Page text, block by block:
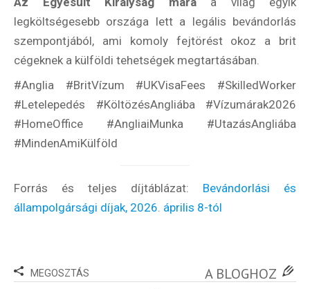
Felhasználási feltételek
legköltségesebb országa lett a legális bevándorlás
szempontjából, ami komoly fejtörést okoz a brit
cégeknek a külföldi tehetségek megtartásában.
#Anglia #BritVízum #UKVisaFees #SkilledWorker
#Letelepedés #KöltözésAngliába #Vízumárak2026
#HomeOffice #AngliaiMunka #UtazásAngliába
#MindenAmiKülföld
Forrás és teljes díjtáblázat: Bevándorlási és
állampolgársági díjak, 2026. április 8-tól
MEGOSZTÁS A BLOGHOZ